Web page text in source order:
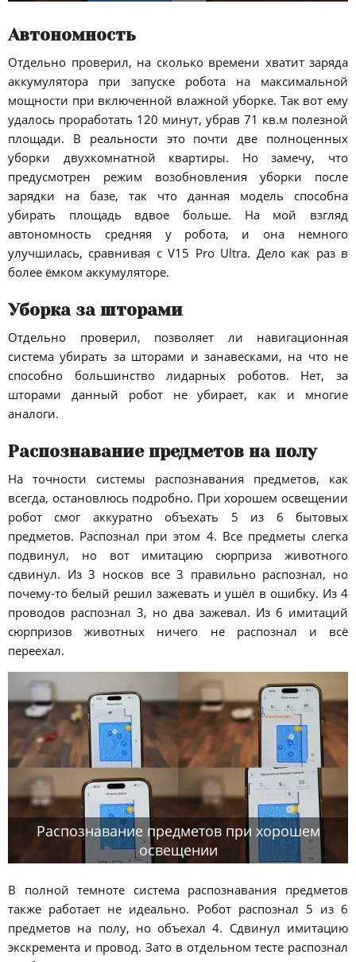
Автономность
Отдельно проверил, на сколько времени хватит заряда
аккумулятора при запуске робота на максимальной
мощности при включенной влажной уборке. Так вот ему
удалось проработать 120 минут, убрав 71 кв.м полезной
площади. В реальности это почти две полноценных
уборки двухкомнатной квартиры. Но замечу, что
предусмотрен режим возобновления уборки после
зарядки на базе, так что данная модель способна
убирать площадь вдвое больше. На мой взгляд
автономность средняя у робота, и она немного
улучшилась, сравнивая с V15 Pro Ultra. Дело как раз в
более ёмком аккумуляторе.
Уборка за шторами
Отдельно проверил, позволяет ли навигационная
система убирать за шторами и занавесками, на что не
способно большинство лидарных роботов. Нет, за
шторами данный робот не убирает, как и многие
аналоги.
Распознавание предметов на полу
На точности системы распознавания предметов, как
всегда, остановлюсь подробно. При хорошем освещении
робот смог аккуратно объехать 5 из 6 бытовых
предметов. Распознал при этом 4. Все предметы слегка
подвинул, но вот имитацию сюрприза животного
сдвинул. Из 3 носков все 3 правильно распознал, но
почему-то белый решил зажевать и ушёл в ошибку. Из 4
проводов распознал 3, но два зажевал. Из 6 имитаций
сюрпризов животных ничего не распознал и всё
переехал.
Распознавание предметов при хорошем
освещении
В полной темноте система распознавания предметов
также работает не идеально. Робот распознал 5 из 6
предметов на полу, но объехал 4. Сдвинул имитацию
экскремента и провод. Зато в отдельном тесте распознал